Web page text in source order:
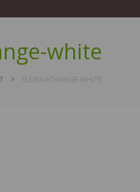
white
FLORAXCHANGE-WHITE